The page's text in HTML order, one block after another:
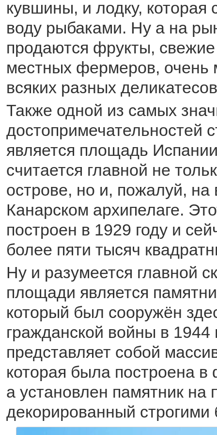
кувшины, и лодку, которая
воду рыбаками. Ну а на
продаются фрукты,
местных фермеров, очень
всяких разных
Также одной из самых
достопримечательностей
является площадь
считается главной не
острове, но и, пожалуй, на
Канарском архипелаге.
построен в 1929 году и
более пяти тысяч
Ну и разумеется главной
площади является
который был сооружён
гражданской войны в 1944
представляет собой
которая была построена в
а установлен памятник на
декорированный